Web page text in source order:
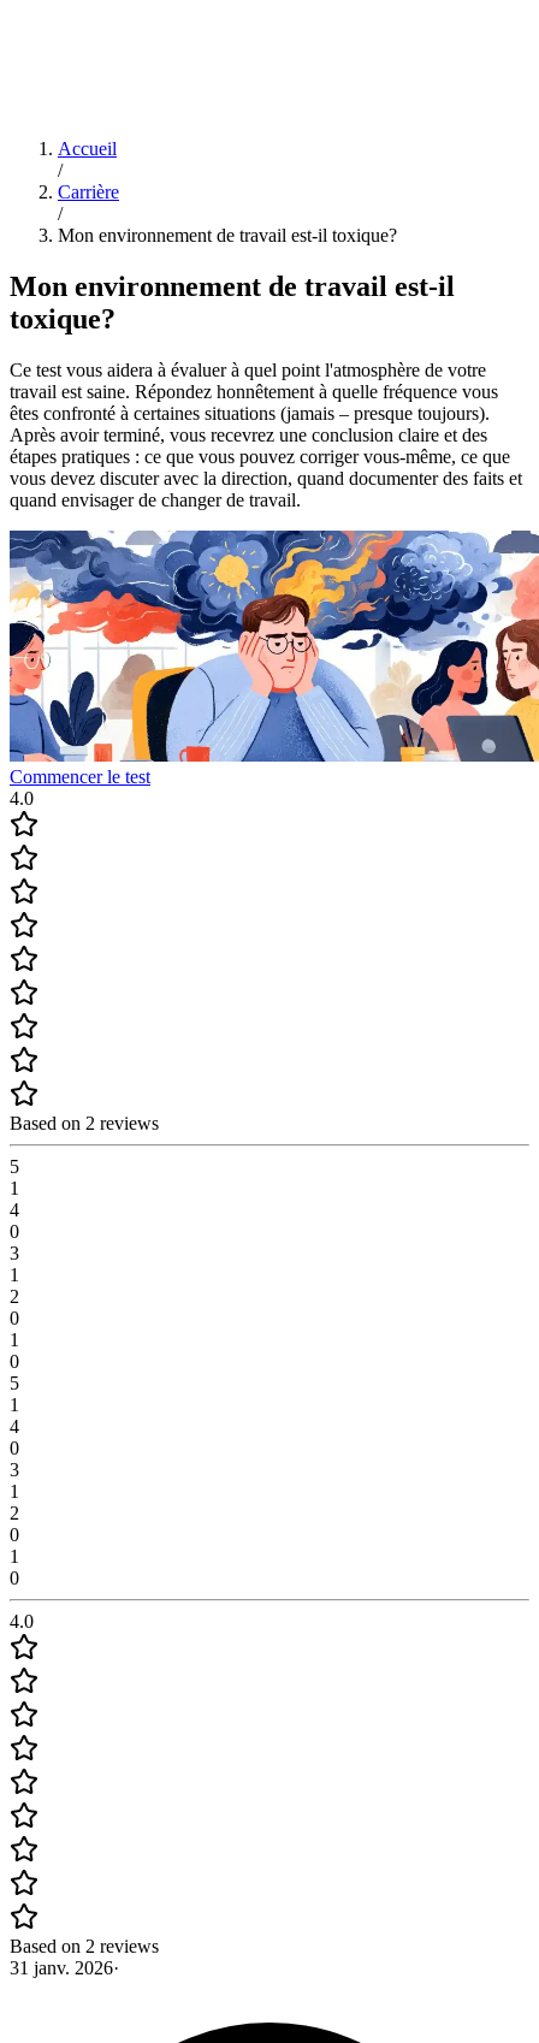
Accueil
/
Carrière
/
Mon environnement de travail est-il toxique?
Mon environnement de travail est-il
toxique?
Ce test vous aidera à évaluer à quel point l'atmosphère de votre
travail est saine. Répondez honnêtement à quelle fréquence vous
êtes confronté à certaines situations (jamais – presque toujours).
Après avoir terminé, vous recevrez une conclusion claire et des
étapes pratiques : ce que vous pouvez corriger vous-même, ce que
vous devez discuter avec la direction, quand documenter des faits et
quand envisager de changer de travail.
Commencer le test
4.0
Based on 2 reviews
5
1
4
0
3
1
2
0
1
0
5
1
4
0
3
1
2
0
1
0
4.0
Based on 2 reviews
31 janv. 2026·